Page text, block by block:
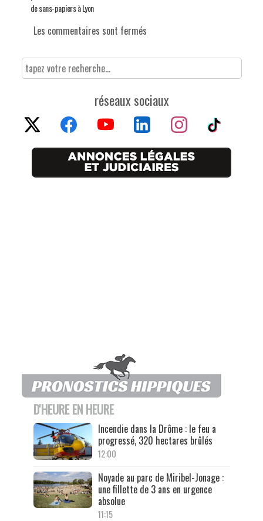
de sans-papiers à Lyon
Les commentaires sont fermés
réseaux sociaux
D'HEURE EN HEURE
Incendie dans la Drôme : le feu a
progressé, 320 hectares brûlés
12:00
Noyade au parc de Miribel-Jonage :
une fillette de 3 ans en urgence
absolue
11:15